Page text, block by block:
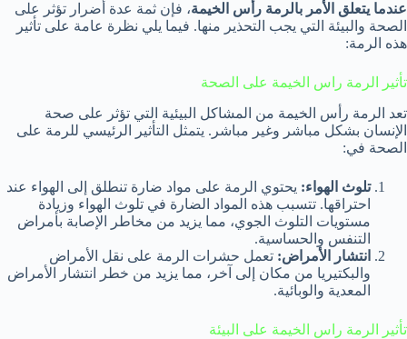
عندما يتعلق الأمر بالرمة رأس الخيمة، فإن ثمة عدة أضرار تؤثر على
الصحة والبيئة التي يجب التحذير منها. فيما يلي نظرة عامة على تأثير
هذه الرمة:
تأثير الرمة راس الخيمة على الصحة
تعد الرمة رأس الخيمة من المشاكل البيئية التي تؤثر على صحة
الإنسان بشكل مباشر وغير مباشر. يتمثل التأثير الرئيسي للرمة على
الصحة في:
تلوث الهواء: يحتوي الرمة على مواد ضارة تنطلق إلى الهواء عند
احتراقها. تتسبب هذه المواد الضارة في تلوث الهواء وزيادة
مستويات التلوث الجوي، مما يزيد من مخاطر الإصابة بأمراض
التنفس والحساسية.
انتشار الأمراض: تعمل حشرات الرمة على نقل الأمراض
والبكتيريا من مكان إلى آخر، مما يزيد من خطر انتشار الأمراض
المعدية والوبائية.
تأثير الرمة راس الخيمة على البيئة